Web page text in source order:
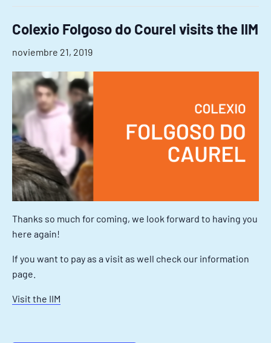
Colexio Folgoso do Courel visits the IIM
noviembre 21, 2019
Thanks so much for coming, we look forward to having you
here again!
If you want to pay as a visit as well check our information
page.
Visit the IIM